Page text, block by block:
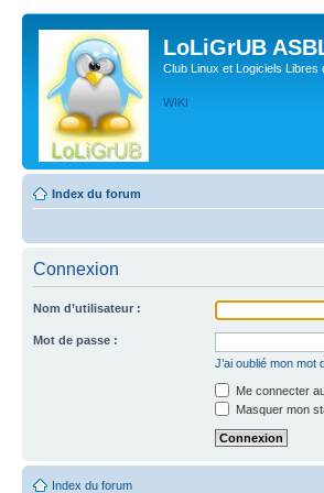
LoLiGrUB
Club Linux et Logiciels Libres
WIKI
Index du forum
Connexion
Nom d’utilisateur :
Mot de passe :
J’ai oublié mon mot
Me connecter
Masquer mon
Index du forum